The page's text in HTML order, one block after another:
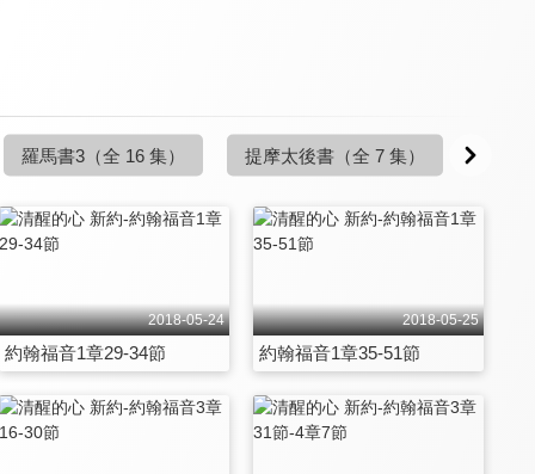
更新至第 4 集 更新至第 6 集 更新至第 4 集
羅馬書3 （全 16 集） 提摩太後書 （全 7 集）
2018-05-24
約翰福音1章29-34節
2018-05-25
約翰福音1章35-51節